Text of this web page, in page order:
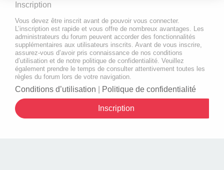
Inscription
Vous devez être inscrit avant de pouvoir vous connecter.
L’inscription est rapide et vous offre de nombreux avantages. Les
administrateurs du forum peuvent accorder des fonctionnalités
supplémentaires aux utilisateurs inscrits. Avant de vous inscrire,
assurez-vous d’avoir pris connaissance de nos conditions
d’utilisation et de notre politique de confidentialité. Veuillez
également prendre le temps de consulter attentivement toutes les
règles du forum lors de votre navigation.
Conditions d’utilisation Politique de confidentialité
Inscription